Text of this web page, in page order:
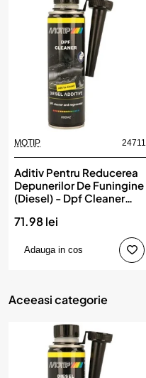
MOTIP 24711
Aditiv Pentru Reducerea
Depunerilor De Funingine
(Diesel) - Dpf Cleaner
71.98 lei
Adauga in cos
Aceeasi categorie